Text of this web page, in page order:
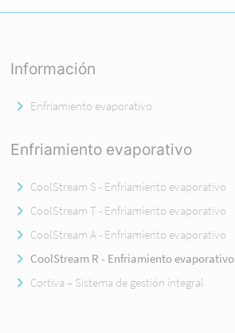
Información
Enfriamiento evaporativo
Enfriamiento evaporativo
CoolStream S - Enfriamiento evaporativo
CoolStream T - Enfriamiento evaporativo
CoolStream A - Enfriamiento evaporativo
CoolStream R - Enfriamiento evaporativo
Cortiva – Sistema de gestión integral